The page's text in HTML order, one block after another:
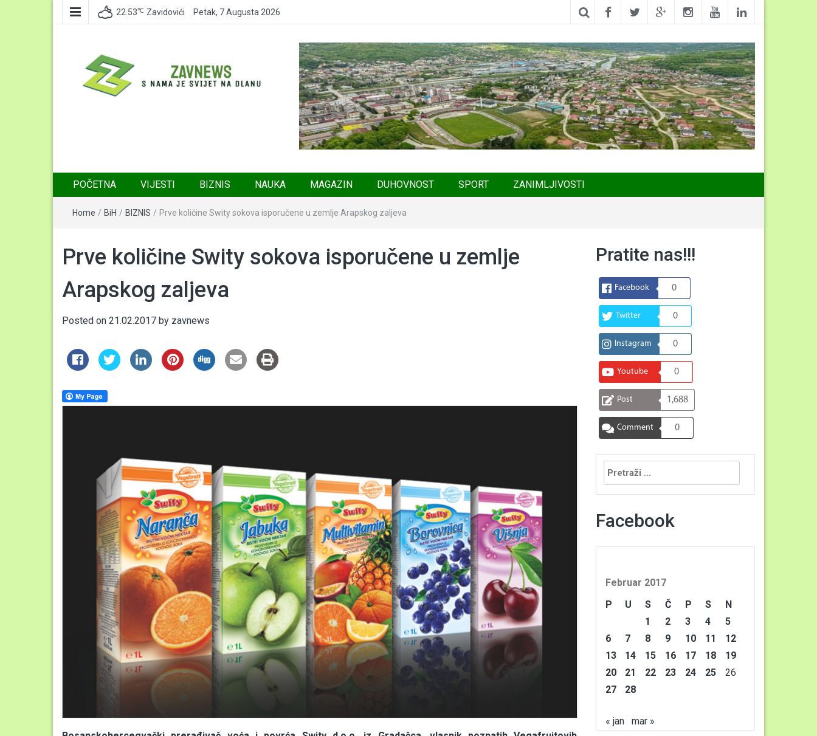
22.53℃ Zavidovići Petak, 7 Augusta 2026
POČETNA VIJESTI BIZNIS NAUKA MAGAZIN DUHOVNOST SPORT ZANIMLJIVOSTI
Home / BiH / BIZNIS / Prve količine Swity sokova isporučene u zemlje Arapskog zaljeva
Prve količine Swity sokova isporučene u zemlje
Arapskog zaljeva
Posted on 21.02.2017 by zavnews
Pratite nas!!!
Facebook 0
Twitter 0
Instagram 0
Youtube 0
Post 1,688
Comment 0
Pretraga:
Facebook
Februar 2017
P
U S Č P S
N
1
2 3 4
5
6
7 8 9 10 11
12
13
14 15 16 17 18
19
20
21 22 23 24 25
26
27
28
« jan mar »